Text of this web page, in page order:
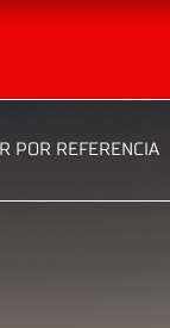
POR REFERENCIA